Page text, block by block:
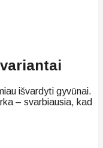
išvardyti gyvūnai.
– svarbiausia, kad